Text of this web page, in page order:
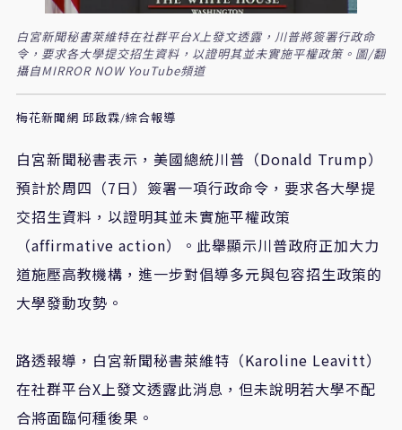
白宮新聞秘書萊維特在社群平台X上發文透露，川普將簽署行政命
令，要求各大學提交招生資料，以證明其並未實施平權政策。圖/翻
攝自MIRROR NOW YouTube頻道
梅花新聞網 邱啟霖/綜合報導
白宮新聞秘書表示，美國總統川普（Donald Trump）
預計於周四（7日）簽署一項行政命令，要求各大學提
交招生資料，以證明其並未實施平權政策
（affirmative action）。 此舉顯示川普政府正加大力
道施壓高教機構，進一步對倡導多元與包容招生政策的
大學發動攻勢。
路透報導，白宮新聞秘書萊維特（Karoline Leavitt）
在社群平台X上發文透露此消息，但未說明若大學不配
合將面臨何種後果。